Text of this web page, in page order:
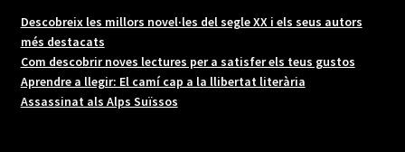
Descobreix les millors novel·les del segle XX i els seus autors
més destacats
Com descobrir noves lectures per a satisfer els teus gustos
Aprendre a llegir: El camí cap a la llibertat literària
Assassinat als Alps Suïssos